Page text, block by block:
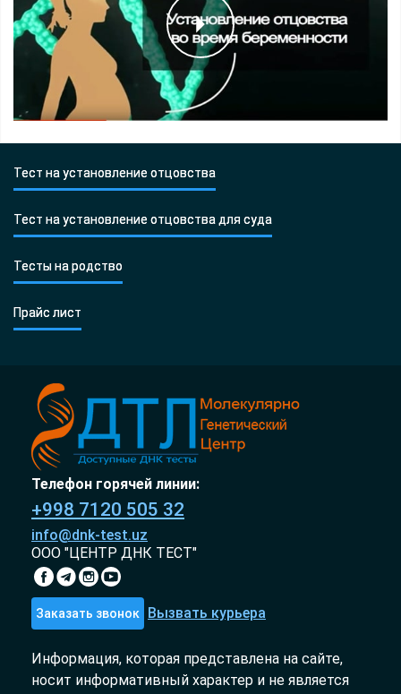
Тест на установление отцовства
Тест на установление отцовства для суда
Тесты на родство
Прайс лист
Телефон горячей линии:
+998 7120 505 32
info@dnk-test.uz
ООО "ЦЕНТР ДНК ТЕСТ"
Заказать звонок Вызвать курьера
Информация, которая представлена на сайте,
носит информативный характер и не является